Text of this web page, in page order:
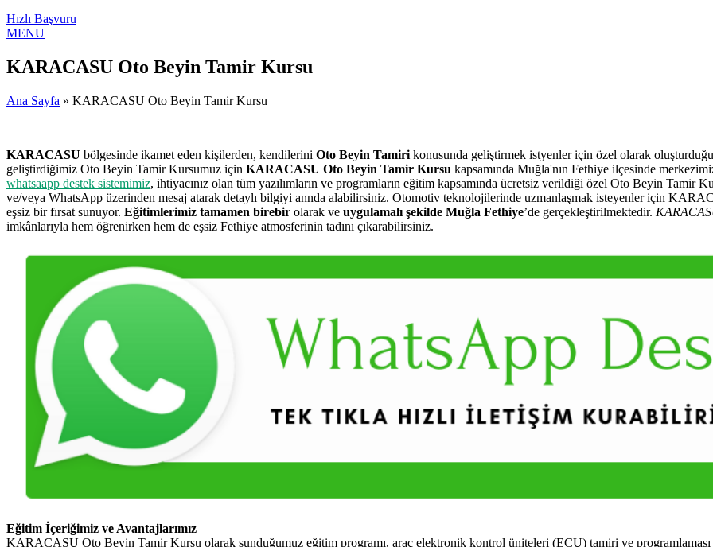
Hızlı Başvuru
MENU
KARACASU Oto Beyin Tamir Kursu
Ana Sayfa » KARACASU Oto Beyin Tamir Kursu
KARACASU bölgesinde ikamet eden kişilerden, kendilerini Oto Beyin Tamiri konusunda geliştirmek istyenler için özel olarak
geliştirdiğimiz Oto Beyin Tamir Kursumuz için KARACASU Oto Beyin Tamir Kursu kapsamında Muğla'nın Fethiye ilçesinde
whatsaapp destek sistemimiz, ihtiyacınız olan tüm yazılımların ve programların eğitim kapsamında ücretsiz verildiği özel Oto Beyin Tamir
ve/veya WhatsApp üzerinden mesaj atarak detaylı bilgiyi annda alabilirsiniz. Otomotiv teknolojilerinde uzmanlaşmak isteyenler için
eşsiz bir fırsat sunuyor. Eğitimlerimiz tamamen birebir olarak ve uygulamalı şekilde Muğla Fethiye’de gerçekleştirilmektedir.
imkânlarıyla hem öğrenirken hem de eşsiz Fethiye atmosferinin tadını çıkarabilirsiniz.
Eğitim İçeriğimiz ve Avantajlarımız
KARACASU Oto Beyin Tamir Kursu olarak sunduğumuz eğitim programı, araç elektronik kontrol üniteleri (ECU) tamiri ve